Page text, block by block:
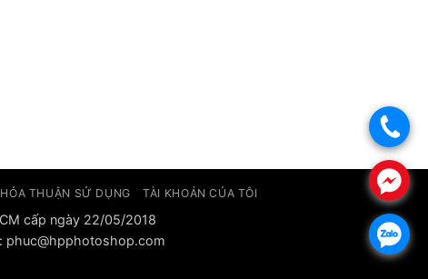
.
.
.
THUẬN SỬ DỤNG TÀI KHOẢN CỦA TÔI
cấp ngày 22/05/2018
phuc@hpphotoshop.com